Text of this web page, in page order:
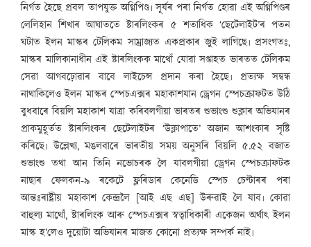
নিৰ্গত হৈছে প্ৰবল তাপযুক্ত অগ্নিপিণ্ড৷ সূৰ্যৰ পৰা নিৰ্গত হোৱা এই অগ্নিপিণ্ডৰ
লেলিহান শিখাৰ আঘাততে ষ্টাৰলিংকৰ ৫ শতাধিক ‘ছেটেলাইট’ৰ পতন
ঘটাত ইলন মাস্কৰ টেলিকম সাম্ৰাজ্যত একপ্ৰকাৰ জুই লাগিছে৷ প্ৰসংগতঃ,
মাস্কৰ মালিকানাধীন এই ষ্টাৰলিংকক মাথোঁ যোৱা সপ্তাহত ভাৰতত টেলিকম
সেৱা আগবঢ়োৱাৰ বাবে লাইচেন্স প্ৰদান কৰা হৈছে৷ প্ৰত্যক্ষ সম্বন্ধ
নাথাকিলেও ইলন মাস্কৰ স্পেচএক্সৰ মহাকাশযান ড্ৰেগন স্পেচক্ৰাফটত উঠি
বুধবাৰে বিয়লি মহাকাশ যাত্ৰা কৰিবলগীয়া ভাৰতৰ শুভাংশু শুক্লাৰ অভিযানৰ
প্ৰাকমুহূৰ্তত ষ্টাৰলিংকৰ ছেটেলাইটৰ ‘উক্লাপাতে’ অজান আশংকাৰ সৃষ্টি
কৰিছে৷ উল্লেখ্য, মঙলবাৰে ভাৰতীয় সময় অনুসৰি বিয়লি ৫.৫২ বজাত
শুভাংশু তথা আন তিনি নভোচৰক লৈ যাবলগীয়া ড্ৰেগন স্পেচক্ৰাফটক
নাছাৰ ফেলকন-৯ ৰকেটে ফ্লৰিডাৰ কেনেডি স্পেচ চেণ্টাৰৰ পৰা
আন্তঃৰাষ্ট্ৰীয় মহাকাশ কেন্দ্ৰলৈ [আই এছ এছ] উৰুৱাই লৈ যাব৷ কোৱা
বাহুল্য মাথোঁ, ষ্টাৰলিংক আৰু স্পেচএক্সৰ স্বত্বাধিকাৰী একেজন অৰ্থাৎ ইলন
মাস্ক হ’লেও দুয়োটা অভিযানৰ মাজত কোনো প্ৰত্যক্ষ সম্পৰ্ক নাই৷